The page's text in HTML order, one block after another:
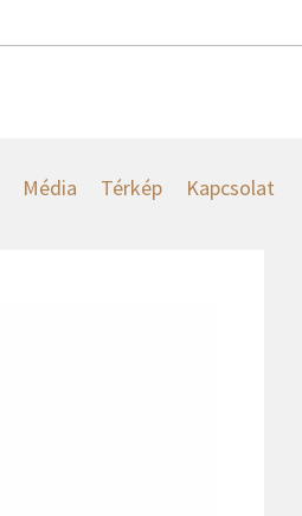
Média Térkép Kapcsolat